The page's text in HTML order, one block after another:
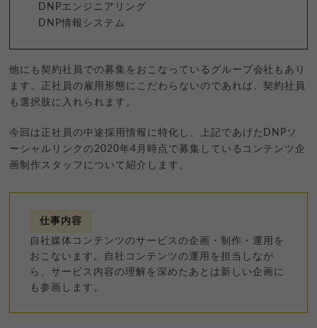
DNPエンジニアリング
DNP情報システム
他にも契約社員での募集をおこなっているグループ会社もあり
ます。正社員の雇用形態にこだわらないのであれば、契約社員
も選択肢に入れられます。
今回は正社員の中途採用情報に特化し、上記であげたDNPソ
ーシャルリンクの2020年4月時点で募集しているコンテンツ企
画制作スタッフについて紹介します。
仕事内容
自社媒体コンテンツのサービスの企画・制作・運用を
おこないます。自社コンテンツの運用を担当しなが
ら、サービス内容の理解を深めたあとは新しい企画に
も参画します。